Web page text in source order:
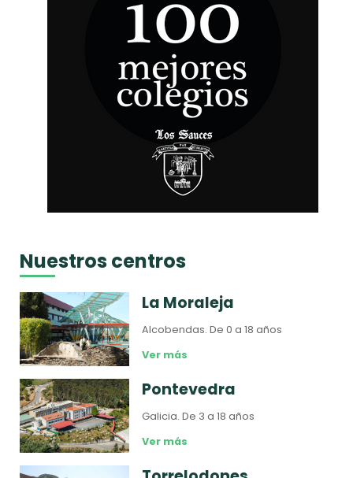
Nuestros centros
La Moraleja
Alcobendas.De 0 a 18 años
Ver más
Pontevedra
Galicia.De 3 a 18 años
Ver más